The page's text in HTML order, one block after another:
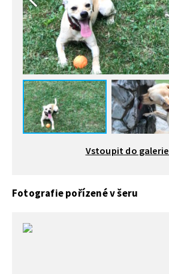
Vstoupit do galerie
Fotografie pořízené v šeru